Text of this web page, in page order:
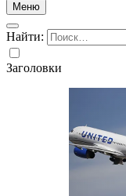
Меню
Найти:
Заголовки